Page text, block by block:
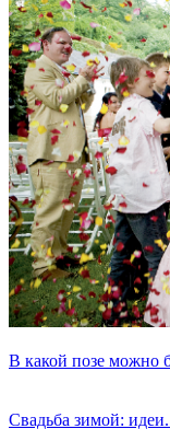
В какой позе можно
Свадьба зимой: